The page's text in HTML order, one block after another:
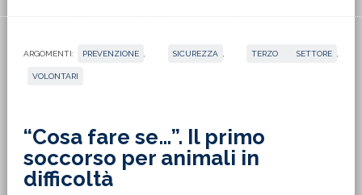
ARGOMENTI: PREVENZIONE SICUREZZA TERZO SETTORE
VOLONTARI
“Cosa fare se…”. Il primo
soccorso per animali in
difficoltà